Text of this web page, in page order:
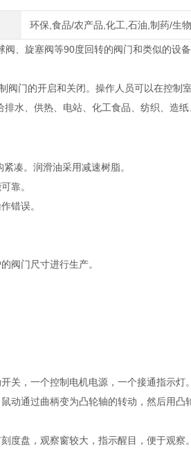
环保,食品/农产品,化工,石油,制药/生
阀、旋塞阀等90度回转的阀门和类似的设备
阀门的开启和关闭。操作人员可以在控制
水、供热、电站、化工食品、纺织、造纸
凑。润滑油采用减速树脂。
靠。
错误。
阀门尺寸进行生产。
关，一个控制电机电源，一个接通指示灯。
动通过曲柄变为凸轮轴的转动，然后用凸
度盘，观察窗较大，指示醒目，便于观察。